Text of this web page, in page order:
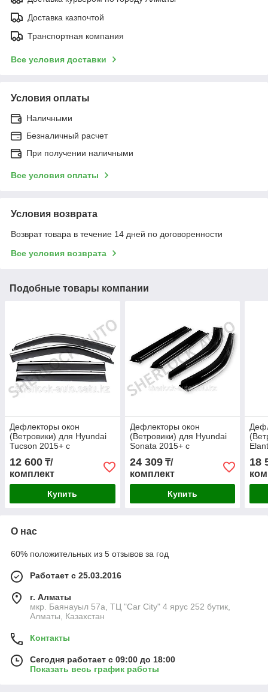
Доставка казпочтой
Транспортная компания
Все условия доставки
Условия оплаты
Наличными
Безналичный расчет
При получении наличными
Все условия оплаты
Условия возврата
Возврат товара в течение 14 дней по договоренности
Все условия возврата
Подобные товары компании
Дефлекторы окон
(Ветровики) для Hyundai
Tucson 2015+ с
металлическим
молдингом
12 600 ₸/
комплект
Купить
Дефлекторы окон
(Ветровики) для Hyundai
Sonata 2015+ с
хромированным
молдингом
24 309₸/
комплект
Купить
18
О нас
60% положительных из 5 отзывов за год
Работает с 25.03.2016
г. Алматы
мкр. Баянауыл 57а, ТЦ "Car Сity" 4 ярус 252 бутик,
Алматы, Казахстан
Контакты
Сегодня работает с 09:00 до 18:00
Показать весь график работы